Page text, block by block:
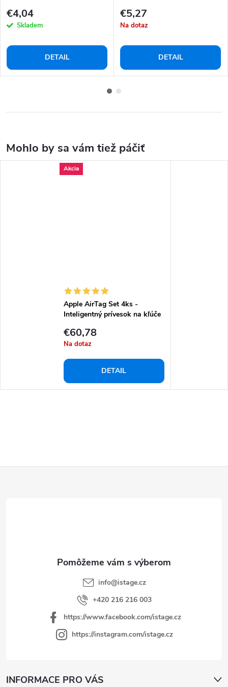
€4,04
Skladem
DETAIL
€5,27
Na dotaz
DETAIL
Akcia
Apple AirTag Set 4ks -
Inteligentný prívesok na kľúče
€60,78
Na dotaz
DETAIL
info@istage.cz
+420 216 216 003
https://www.facebook.com/istage.cz
https://instagram.com/istage.cz
INFORMACE PRO VÁS